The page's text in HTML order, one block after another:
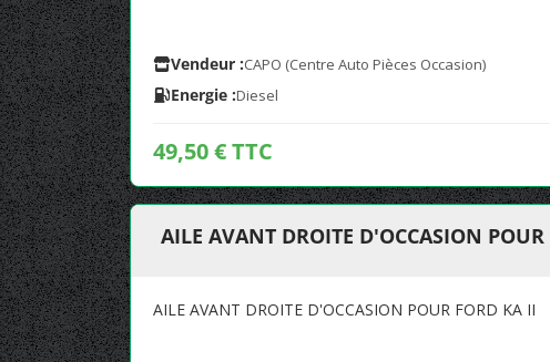
Vendeur :CAPO (Centre Auto Pièces Occasion)
Energie :Diesel
49,50 € TTC
AILE AVANT DROITE D'OCCASION
AILE AVANT DROITE D'OCCASION POUR FORD KA II